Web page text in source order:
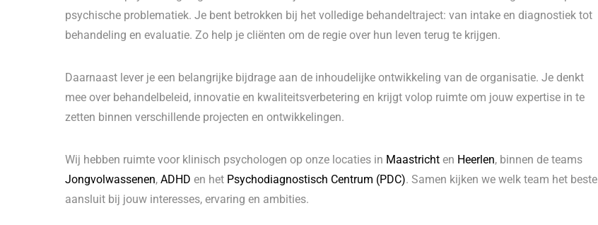
psychische problematiek. Je bent betrokken bij het volledige behandeltraject: van intake en diagnostiek tot
behandeling en evaluatie. Zo help je cliënten om de regie over hun leven terug te krijgen.
Daarnaast lever je een belangrijke bijdrage aan de inhoudelijke ontwikkeling van de organisatie. Je denkt
mee over behandelbeleid, innovatie en kwaliteitsverbetering en krijgt volop ruimte om jouw expertise in te
zetten binnen verschillende projecten en ontwikkelingen.
Wij hebben ruimte voor klinisch psychologen op onze locaties in Maastricht en Heerlen, binnen de teams
Jongvolwassenen, ADHD en het Psychodiagnostisch Centrum (PDC). Samen kijken we welk team het beste
aansluit bij jouw interesses, ervaring en ambities.